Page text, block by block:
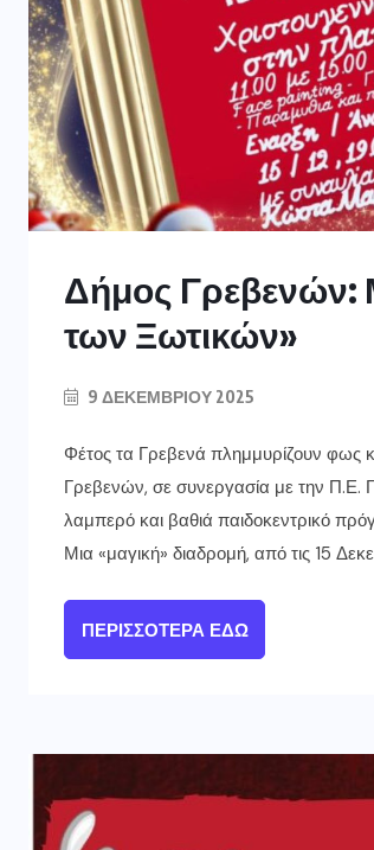
Δήμος Γρεβενών:
των Ξωτικών»
9 ΔΕΚΕΜΒΡΊΟΥ 2025
Φέτος τα Γρεβενά πλημμυρίζουν φως
Γρεβενών, σε συνεργασία με την Π.Ε.
λαμπερό και βαθιά παιδοκεντρικό
Μια «μαγική» διαδρομή, από τις 15
ΠΕΡΙΣΣΌΤΕΡΑ ΕΔΏ